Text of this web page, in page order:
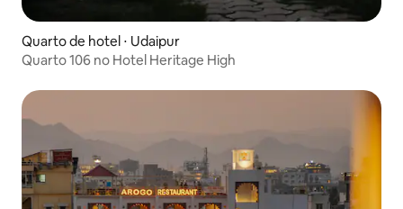
Quarto de hotel ⋅ Udaipur
Quarto 106 no Hotel Heritage High